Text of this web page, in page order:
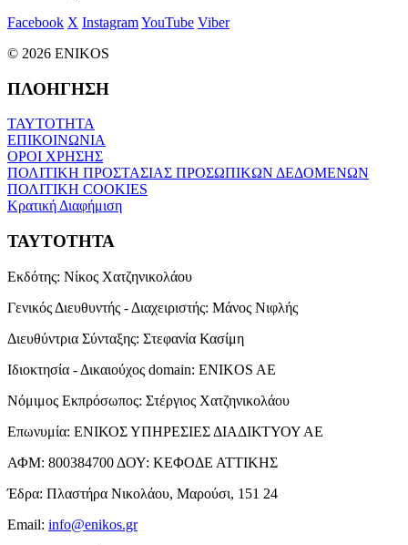
Facebook X InstagramYouTube Viber
© 2026 ENIKOS
ΠΛΟΗΓΗΣΗ
ΤΑΥΤΟΤΗΤΑ
ΕΠΙΚΟΙΝΩΝΙΑ
ΟΡΟΙ ΧΡΗΣΗΣ
ΠΟΛΙΤΙΚΗ ΠΡΟΣΤΑΣΙΑΣ ΠΡΟΣΩΠΙΚΩΝ ΔΕΔΟΜΕΝΩΝ
ΠΟΛΙΤΙΚΗ COOKIES
Κρατική Διαφήμιση
ΤΑΥΤΟΤΗΤΑ
Εκδότης: Νίκος Χατζηνικολάου
Γενικός Διευθυντής - Διαχειριστής: Μάνος Νιφλής
Διευθύντρια Σύνταξης: Στεφανία Κασίμη
Ιδιοκτησία - Δικαιούχος domain: ENIKOS AE
Νόμιμος Εκπρόσωπος: Στέργιος Χατζηνικολάου
Επωνυμία: ΕΝΙΚΟΣ ΥΠΗΡΕΣΙΕΣ ΔΙΑΔΙΚΤΥΟΥ ΑΕ
ΑΦΜ: 800384700 ΔΟΥ: ΚΕΦΟΔΕ ΑΤΤΙΚΗΣ
Έδρα: Πλαστήρα Νικολάου, Μαρούσι, 151 24
Email: info@enikos.gr